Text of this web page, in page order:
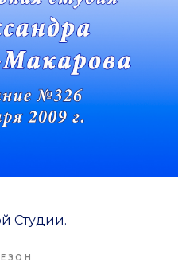
Студии.